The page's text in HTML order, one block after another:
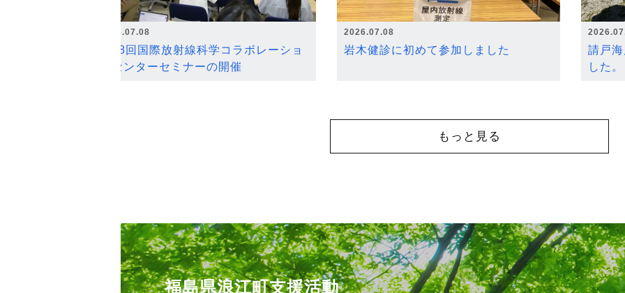
2026.07.08
第18回国際放射線科学コラボレーショ
ンセンターセミナーの開催
2026.07.08
岩木健診に初めて参加しました
請戸
した。
もっと見る
福島県浪江町支援活動